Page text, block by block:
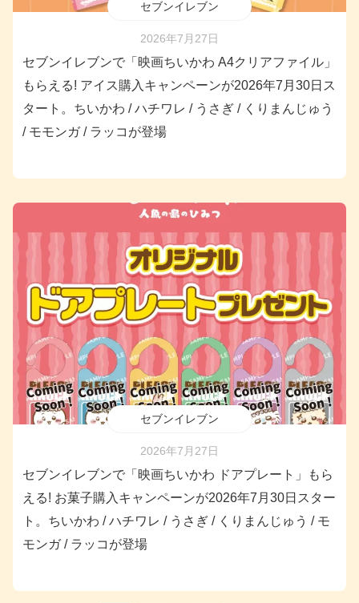
セブンイレブン
2026年7月27日
セブンイレブンで「映画ちいかわ A4クリアファイル」
もらえる! アイス購入キャンペーンが2026年7月30日ス
タート。ちいかわ / ハチワレ / うさぎ / くりまんじゅう
/ モモンガ / ラッコが登場
セブンイレブン
2026年7月27日
セブンイレブンで「映画ちいかわ ドアプレート」もら
える! お菓子購入キャンペーンが2026年7月30日スター
ト。ちいかわ / ハチワレ / うさぎ / くりまんじゅう / モ
モンガ / ラッコが登場